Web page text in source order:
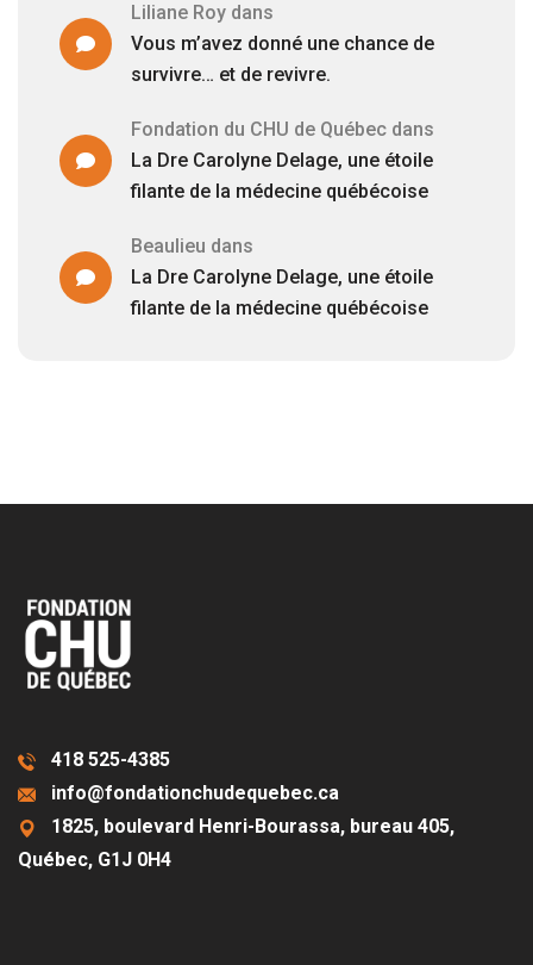
Liliane Roydans
Vous m’avez donné une chance de
survivre… et de revivre.
Fondation du CHU de Québecdans
La Dre Carolyne Delage, une étoile
filante de la médecine québécoise
Beaulieu dans
La Dre Carolyne Delage, une étoile
filante de la médecine québécoise
418 525-4385
info@fondationchudequebec.ca
1825, boulevard Henri-Bourassa, bureau 405,
Québec, G1J 0H4